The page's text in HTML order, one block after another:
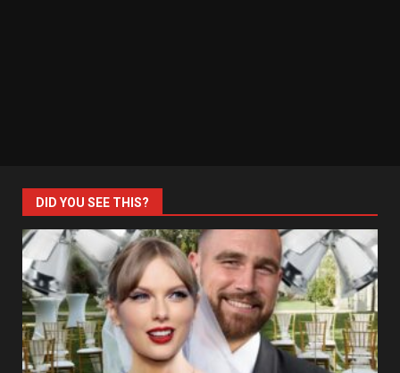
DID YOU SEE THIS?